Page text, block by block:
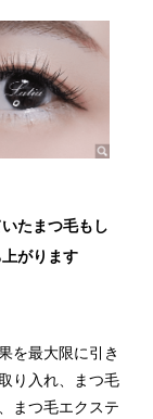
たまつ毛もし
がります
を最大限に引き
り入れ、まつ毛
まつ毛エクステ